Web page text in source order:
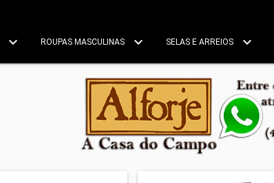
ROUPAS MASCULINAS SELAS E ARREIOS